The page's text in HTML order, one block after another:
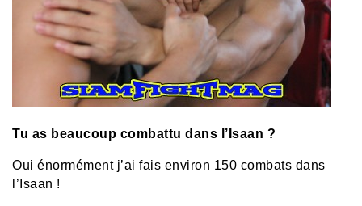
Tu as beaucoup combattu dans l’Isaan ?
Oui énormément j’ai fais environ 150 combats dans
l’Isaan !